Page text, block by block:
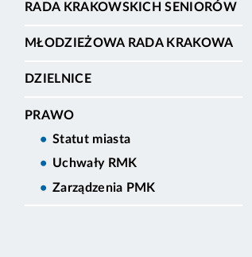
RADA KRAKOWSKICH SENIORÓW
MŁODZIEŻOWA RADA KRAKOWA
DZIELNICE
PRAWO
Statut miasta
Uchwały RMK
Zarządzenia PMK